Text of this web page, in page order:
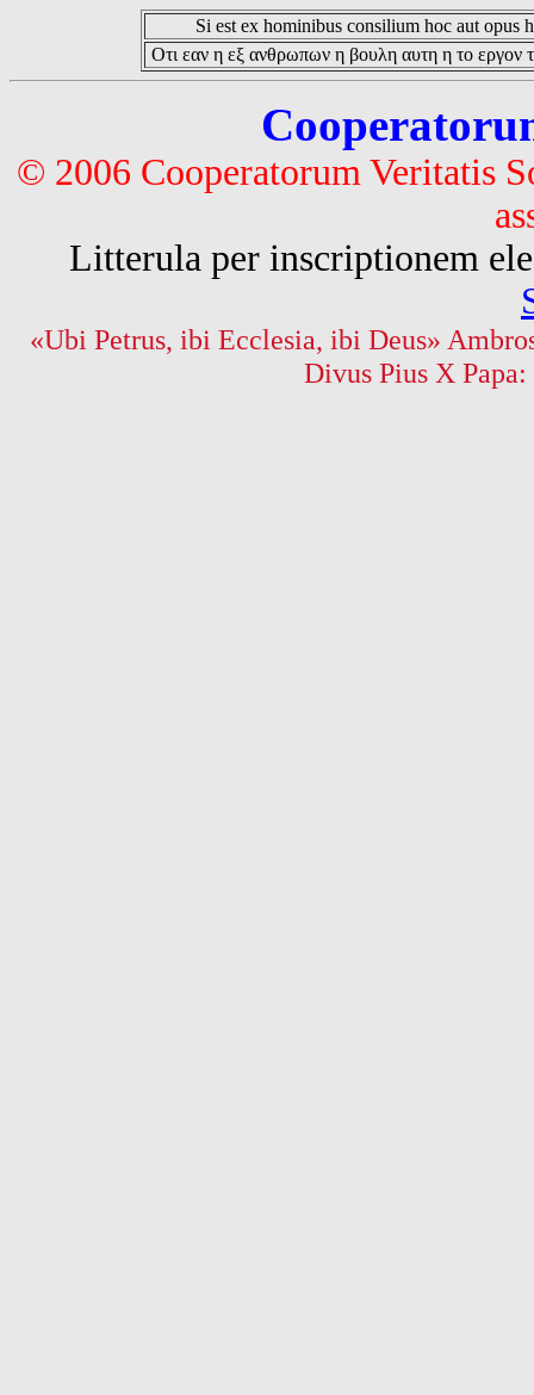
Si est ex hominibus consilium hoc aut opus
Οτι εαν η εξ ανθρωπων η βουλη αυτη η το εργον
© 2006 Cooperatorum Veritatis
Litterula per inscriptionem
«Ubi Petrus, ibi Ecclesia, ibi Deus»
Divus Pius X Papa: